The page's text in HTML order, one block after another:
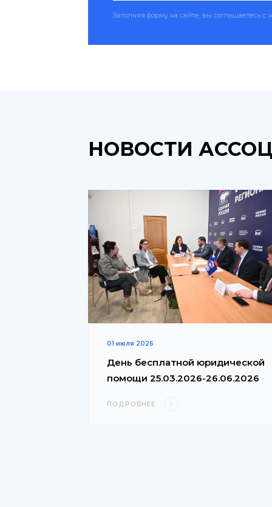
Заполняя форму на сайте, вы соглашаетесь
НОВОСТИ
01 июля 2026
День бесплатной юридической
помощи 25.03.2026-26.06.2026
ПОДРОБНЕЕ